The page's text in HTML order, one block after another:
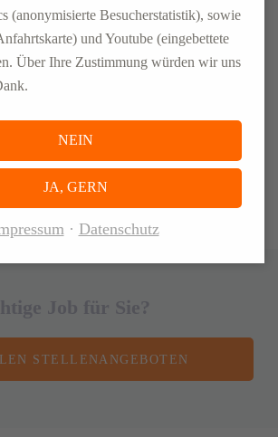
13
pm.com
STELLENANGEBOTEN
(anonymisierte Besucherstatistik), sowie
und Youtube (eingebettete
Über Ihre Zustimmung würden wir uns
NEIN
JA, GERN
Datenschutz